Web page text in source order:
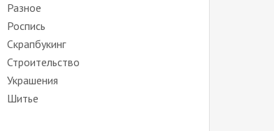
Разное
Роспись
Скрапбукинг
Строительство
Украшения
Шитье